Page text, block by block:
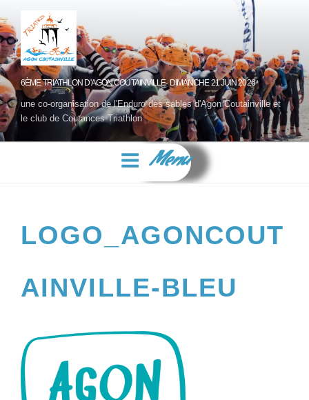
6ÈME TRIATHLON D'AGON COUTAINVILLE- DIMANCHE 21 JUIN 2026
une co-organisation de l'Enduro des sables d'Agon Coutainville et
le club de Coutances Triathlon
Menu
LOGO_AGONCOUT
AINVILLE-BLEU